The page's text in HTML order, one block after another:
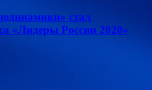
стал
«Лидеры России 2020»